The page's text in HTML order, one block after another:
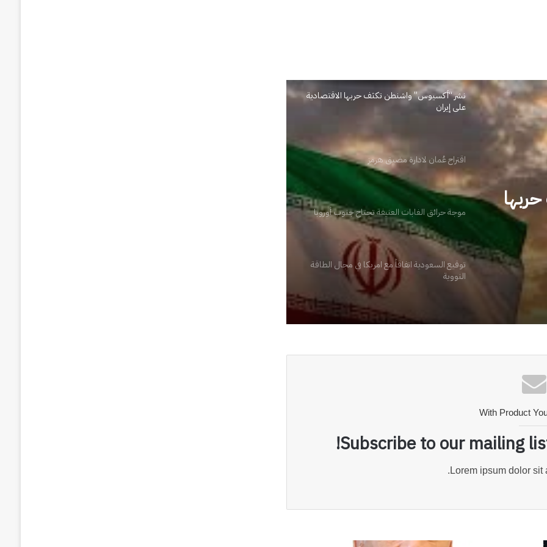
نشر “أكسيوس” واشنطن تكثف حربها الاقتصادية
على إيران
اقتراح عُمان لادارة مضيق هرمز
موجة حرائق الغابات العنيفة تجتاح جنوب أوروبا
توقيع السعودية اتفاقاً مع امريكا في مجال الطاقة
النووية
With Product
Subscribe to our mailing
Lorem ipsum dolor sit